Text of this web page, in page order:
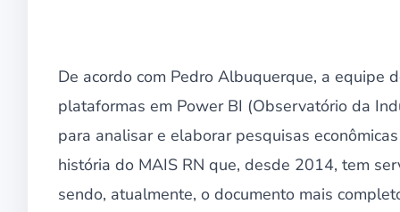
De acordo com Pedro Albuquerque, a equipe
plataformas em Power BI (Observatório da
para analisar e elaborar pesquisas
história do MAIS RN que, desde 2014, tem
sendo, atualmente, o documento mais